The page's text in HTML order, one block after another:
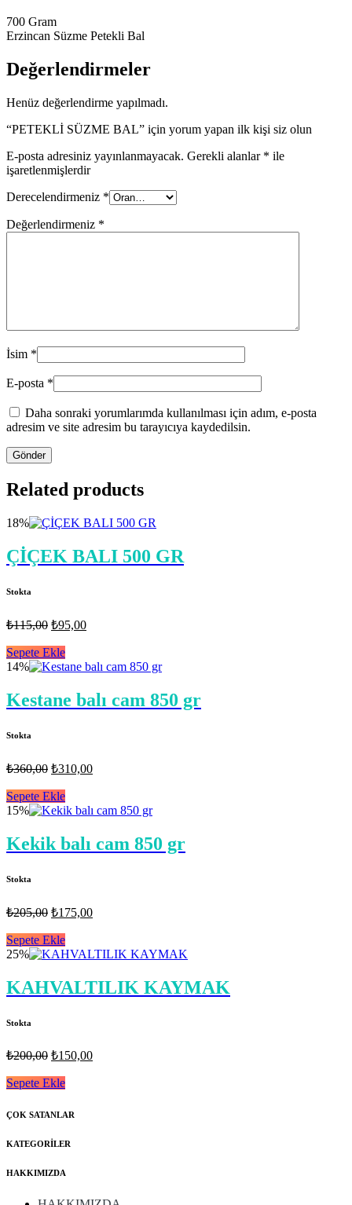
700 Gram
Erzincan Süzme Petekli Bal
Değerlendirmeler
Henüz değerlendirme yapılmadı.
“PETEKLİ SÜZME BAL” için yorum yapan ilk kişi siz olun
E-posta adresiniz yayınlanmayacak. Gerekli alanlar * ile
işaretlenmişlerdir
Derecelendirmeniz *
Değerlendirmeniz *
İsim *
E-posta *
Daha sonraki yorumlarımda kullanılması için adım, e-posta
adresim ve site adresim bu tarayıcıya kaydedilsin.
Related products
18%
ÇİÇEK BALI 500 GR
Stokta
₺115,00 Orijinal
₺115,00.
₺95,00Şu
₺95,00.
Sepete Ekle
14%
Kestane balı cam 850 gr
Stokta
₺360,00 Orijinal
₺360,00.
₺310,00Şu
₺310,00.
Sepete Ekle
15%
Kekik balı cam 850 gr
Stokta
₺205,00 Orijinal
₺205,00.
₺175,00Şu
₺175,00.
Sepete Ekle
25%
KAHVALTILIK KAYMAK
Stokta
₺200,00 Orijinal
₺200,00.
₺150,00Şu
Sepete Ekle
ÇOK SATANLAR
KATEGORİLER
HAKKIMIZDA